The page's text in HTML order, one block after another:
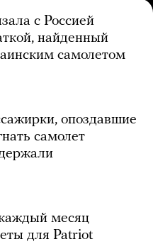
с Россией
найденный
самолетом
опоздавшие
самолет
месяц
для Patriot